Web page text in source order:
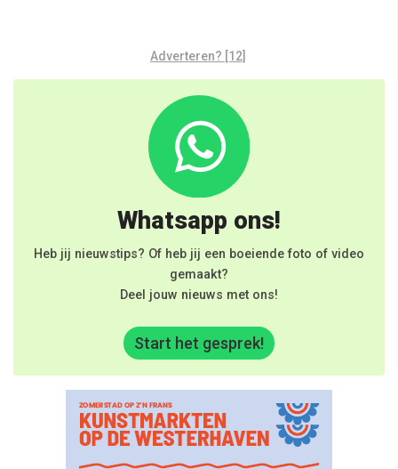
Adverteren? [12]
Whatsapp ons!
Heb jij nieuwstips? Of heb jij een boeiende foto of video
gemaakt?
Deel jouw nieuws met ons!
Start het gesprek!